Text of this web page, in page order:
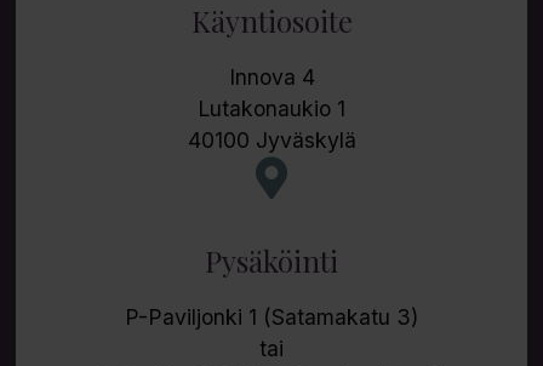
Käyntiosoite
Innova 4
Lutakonaukio 1
40100 Jyväskylä
Pysäköinti
P-Paviljonki 1 (Satamakatu 3)
tai